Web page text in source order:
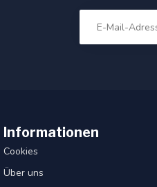
Informationen
Cookies
Über uns